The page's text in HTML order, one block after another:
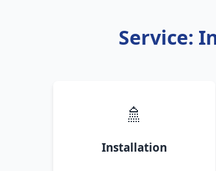
Service:
🚿
Installation